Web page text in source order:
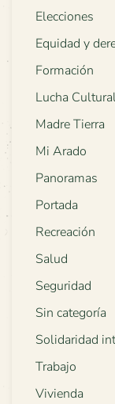
Elecciones
Equidad y
Formación
Lucha
Madre Tierra
Mi Arado
Panoramas
Portada
Recreación
Salud
Seguridad
Sin categoría
Solidaridad
Trabajo
Vivienda